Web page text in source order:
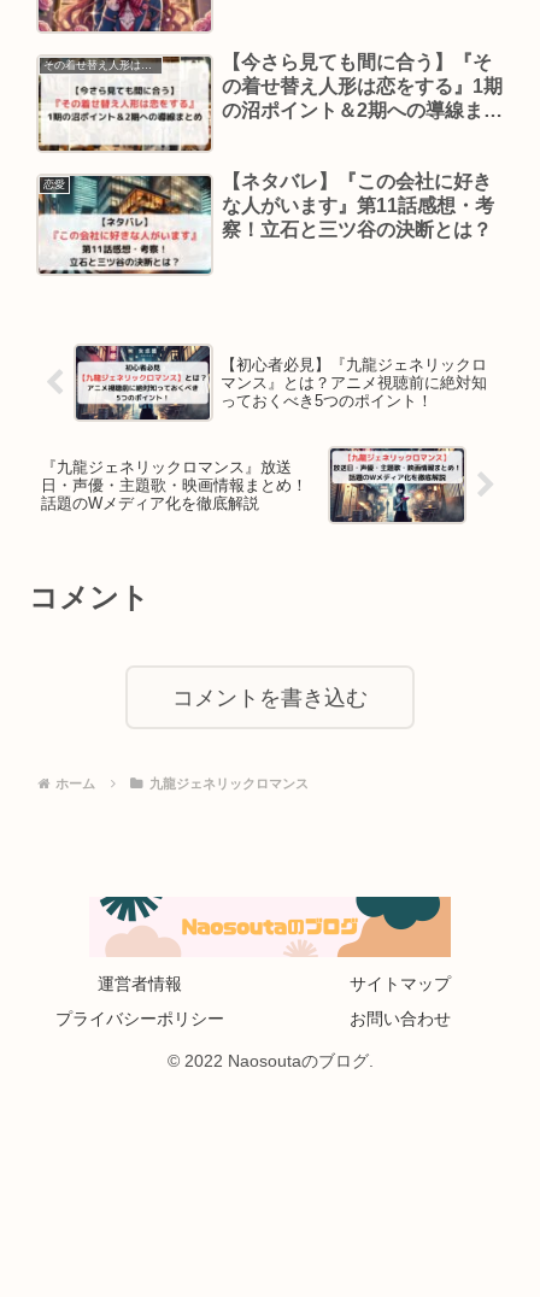
その着せ替え人形は恋をする
【今さら見ても間に合う】『そ
の着せ替え人形は恋をする』1期
の沼ポイント＆2期への導線まと
恋愛
【ネタバレ】『この会社に好き
な人がいます』第11話感想・考
察！立石と三ツ谷の決断とは？
【初心者必見】『九龍ジェネリックロ
マンス』とは？アニメ視聴前に絶対知
っておくべき5つのポイント！
『九龍ジェネリックロマンス』放送
日・声優・主題歌・映画情報まとめ！
話題のWメディア化を徹底解説
コメント
コメントを書き込む
ホーム 九龍ジェネリックロマンス
運営者情報
サイトマップ
プライバシーポリシー
お問い合わせ
© 2022 Naosoutaのブログ.